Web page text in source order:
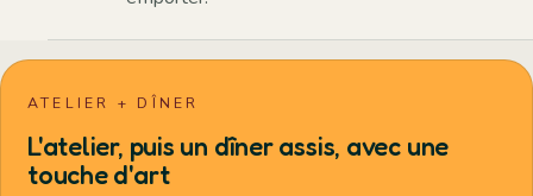
ATELIER + DÎNER
L'atelier, puis un dîner assis, avec une
touche d'art